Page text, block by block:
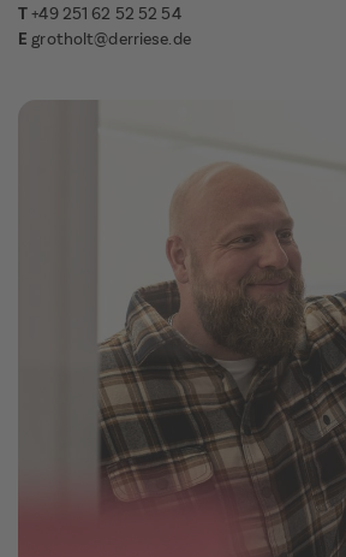
T+49 251 62 52 52 54
E grotholt@derriese.de